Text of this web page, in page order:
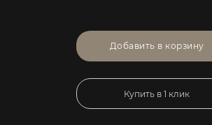
Добавить в корзину
Купить в 1 клик